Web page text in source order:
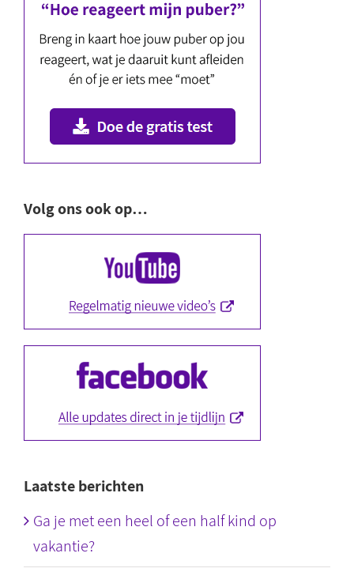
Volg ons ook op…
Laatste berichten
Ga je met een heel of een half kind op
vakantie?